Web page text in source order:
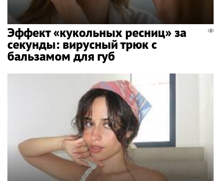
Эффект «кукольных ресниц» за
секунды: вирусный трюк с
бальзамом для губ